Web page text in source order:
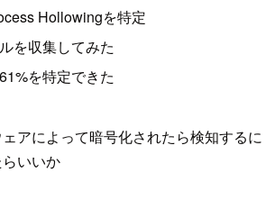
Hollowingを特定
を収集してみた
を特定できた
アによって暗号化されたら検知するに
いいか